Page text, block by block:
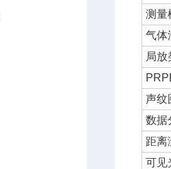
测量
气体
局放
声纹
数据
距离
可见